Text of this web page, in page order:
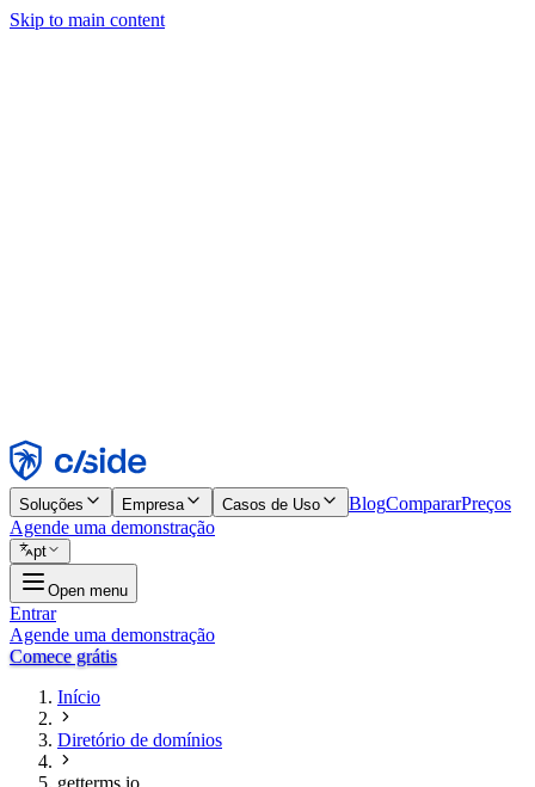
Skip to main content
Rejeitar
Soluções Empresa Casos de Uso BlogCompararPreços
Agende uma demonstração
pt
Open menu
Entrar
Agende uma demonstração
Comece grátis
Início
Diretório de domínios
getterms.io